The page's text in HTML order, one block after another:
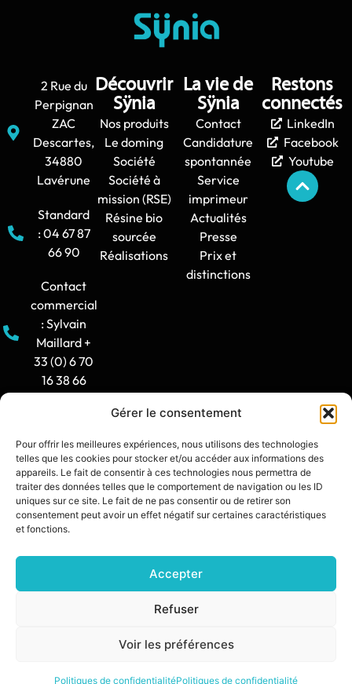
Gérer le consentement
Pour offrir les meilleures expériences, nous utilisons des technologies
telles que les cookies pour stocker et/ou accéder aux informations des
appareils. Le fait de consentir à ces technologies nous permettra de
traiter des données telles que le comportement de navigation ou les ID
uniques sur ce site. Le fait de ne pas consentir ou de retirer son
consentement peut avoir un effet négatif sur certaines caractéristiques
et fonctions.
Accepter
Refuser
Voir les préférences
Politiques de confidentialitéPolitiques de confidentialité
2 Rue du
Perpignan
ZAC
Descartes,
34880
Lavérune
Standard
: 04 67 87
66 90
Contact
commercial
: Sylvain
Maillard +
33 (0) 6 70
16 38 66
: 8h30-12h
/ 14h -
17h30
contact@synia.fr
Découvrir
Sÿnia
Nos produits
Le doming
Société
Société à
mission (RSE)
Résine bio
sourcée
Réalisations
La vie de
Sÿnia
Contact
Candidature
spontannée
Service
imprimeur
Actualités
Presse
Prix et
distinctions
Restons
connectés
LinkedIn
Facebook
Youtube
POLITIQUE DE CONFIDENTIALITÉ
SITE CRÉÉ PAR :DIXIT L’AGENCE